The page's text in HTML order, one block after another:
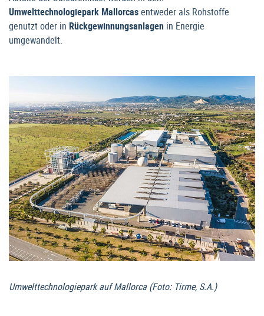
Umwelttechnologiepark Mallorcasentweder als Rohstoffe
genutzt oder in Rückgewinnungsanlagen in Energie
umgewandelt.
Umwelttechnologiepark auf Mallorca (Foto: Tirme, S.A.)